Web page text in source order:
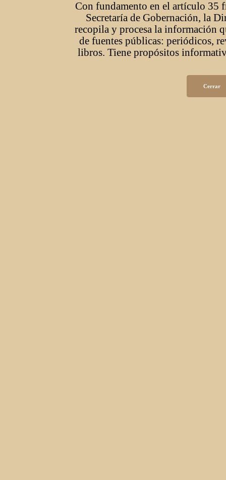
Con fundamento en el artículo 35
Secretaría de Gobernación, la
recopila y procesa la información
de fuentes públicas: periódicos,
libros. Tiene propósitos
Cerrar